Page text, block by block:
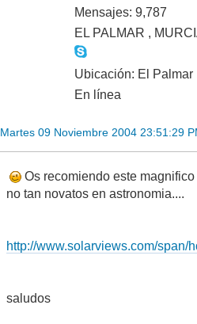
Mensajes: 9,787
EL PALMAR ,
Ubicación: El Palmar
En línea
Martes 09 Noviembre 2004 23:51:29
Os recomiendo este
no tan novatos en astronomia....
http://www.solarviews.com/span/
saludos